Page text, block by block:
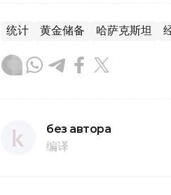
统计 黄金储备 哈萨克斯坦
без автора
编译